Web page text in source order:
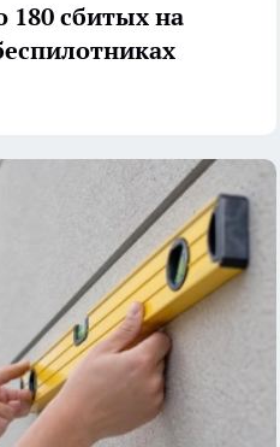
сбитых на